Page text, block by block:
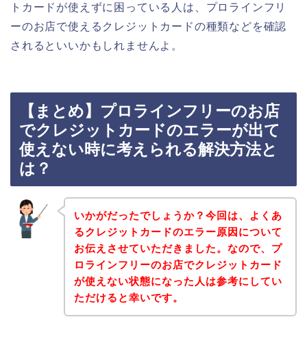
トカードが使えずに困っている人は、プロラインフリ
ーのお店で使えるクレジットカードの種類などを確認
されるといいかもしれませんよ。
【まとめ】プロラインフリーのお店
でクレジットカードのエラーが出て
使えない時に考えられる解決方法と
は？
いかがだったでしょうか？今回は、よくあ
るクレジットカードのエラー原因について
お伝えさせていただきました。なので、プ
ロラインフリーのお店でクレジットカード
が使えない状態になった人は参考にしてい
ただけると幸いです。